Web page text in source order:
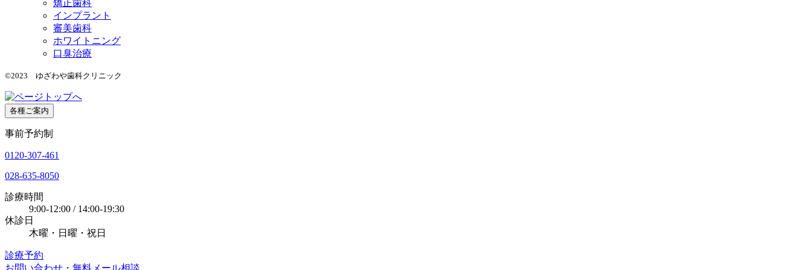
矯正歯科
インプラント
審美歯科
ホワイトニング
口臭治療
©2023 ゆざわや歯科クリニック
各種ご案内
事前予約制
0120-307-461
028-635-8050
診療時間
9:00-12:00 / 14:00-19:30
休診日
木曜・日曜・祝日
診療予約